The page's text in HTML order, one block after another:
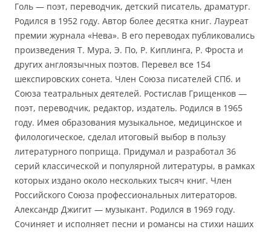
Голь — поэт, переводчик, детский писатель, драматург.
Родился в 1952 году. Автор более десятка книг. Лауреат
премии журнала «Нева». В его переводах публиковались
произведения Т. Мура, Э. По, Р. Киплинга, Р. Фроста и
других англоязычных поэтов. Перевел все 154
шекспировских сонета. Член Союза писателей СПб. и
Союза театральных деятелей. Ростислав Грищенков —
поэт, переводчик, редактор, издатель. Родился в 1965
году. Имея образования музыкальное, медицинское и
филологическое, сделал итоговый выбор в пользу
литературного поприща. Придумал и разработал 36
серий классической и популярной литературы, в рамках
которых издано около нескольких тысяч книг. Член
Российского Союза профессиональных литераторов.
Александр Джигит — музыкант. Родился в 1969 году.
Сочиняет и исполняет песни и романсы на стихи наших